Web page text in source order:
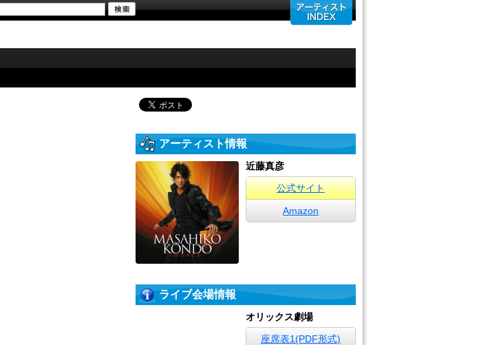
アーティスト情報
近藤真彦
公式サイト
Amazon
ライブ会場情報
オリックス劇場
座席表1(PDF形式)